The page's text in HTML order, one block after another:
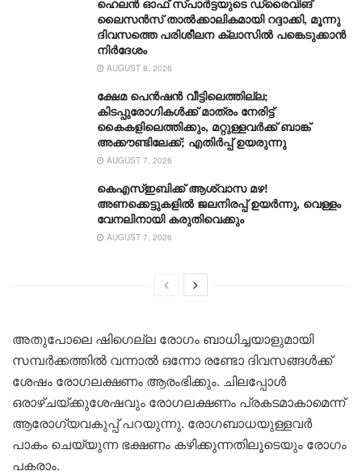
ലൈസൻസ് താൽക്കാലികമായി റദ്ദാക്കി, മൂന്നു
ദിവസത്തെ പരിശീലന ക്ലാസിൽ പങ്കെടുക്കാൻ
നിർദേശം
AUGUST 8, 2026
ക്ഷേമ പെൻഷൻ വീട്ടിലെത്തില്ല;
കിടപ്പുരോഗികൾക്ക് മാത്രം നേരിട്ട്
കൈകളിലെത്തിക്കും, മറ്റുള്ളവർക്ക് ബാങ്ക്
അക്കൗണ്ടിലേക്ക്; എതിർപ്പ് ഉയരുന്നു
AUGUST 7, 2026
കെഎസ്ഇബിക്ക് ആശ്വാസ മഴ!
അണക്കെട്ടുകളിൽ ജലനിരപ്പ് ഉയർന്നു, വെള്ളം
വേനലിനായി കരുതിവെക്കും
AUGUST 7, 2026
അതുപോലെ ഷിഗെല്ല രോഗം ബാധിച്ചയാളുമായി
സമ്പർക്കത്തിൽ വന്നാൽ ഒന്നോ രണ്ടോ ദിവസങ്ങൾക്ക്
ശേഷം രോഗലക്ഷണം ആരംഭിക്കും. ചിലപ്പോൾ
ഒരാഴ്ചയ്ക്കുശേഷവും രോഗലക്ഷണം പ്രകടമാകാമെന്ന്
ആരോഗ്യവകുപ്പ് പറയുന്നു. രോഗബാധയുള്ളവർ
പാകം ചെയ്യുന്ന ഭക്ഷണം കഴിക്കുന്നതിലൂടെയും രോഗം
പകരാം.